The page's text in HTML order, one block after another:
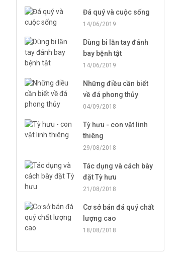
Đá quý và cuộc sống
14/06/2019
Dùng bi lăn tay đánh
bay bệnh tật
14/06/2019
Những điều cần biết
về đá phong thủy
04/09/2018
Tỳ hưu - con vật linh
thiêng
29/08/2018
Tác dụng và cách bày
đặt Tỳ hưu
21/08/2018
Cơ sở bán đá quý chất
lượng cao
18/08/2018